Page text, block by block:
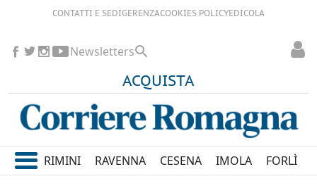
CONTATTI E SEDIGERENZACOOKIES POLICYEDICOLA
ACQUISTA
Newsletters
RIMINI RAVENNA CESENA IMOLA FORLÌ